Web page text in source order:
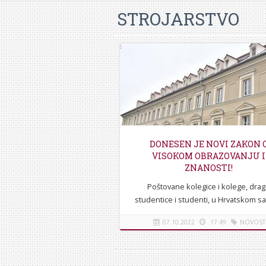
STROJARSTVO
DONESEN JE NOVI ZAKON
VISOKOM OBRAZOVANJU I
ZNANOSTI!
Poštovane kolegice i kolege,
studentice i studenti, u Hrvatskom
obrazovanju i znanstvenoj
07.10.2022 17:49 NOVOSTI